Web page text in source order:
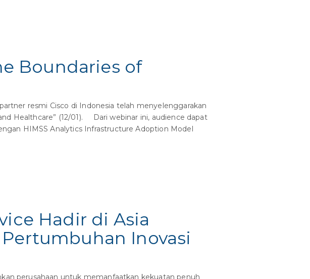
Boundaries of
resmi Cisco di Indonesia telah menyelenggarakan
Healthcare” (12/01). Dari webinar ini, audience dapat
HIMSS Analytics Infrastructure Adoption Model
Hadir di Asia
Inovasi
perusahaan untuk memanfaatkan kekuatan penuh